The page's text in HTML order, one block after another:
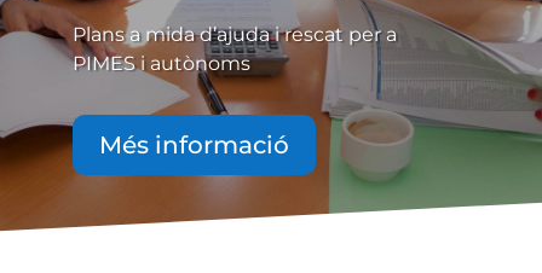
Plans a mida d’ajuda i rescat per a
PIMES i autònoms
Més informació